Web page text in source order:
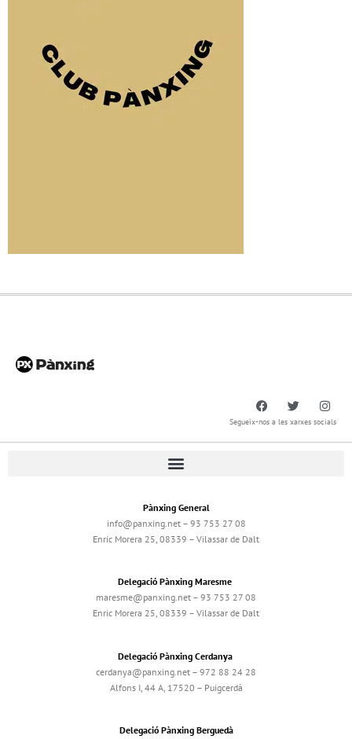
Segueix-nos a les xarxes socials
Pànxing General
info@panxing.net – 93 753 27 08
Enric Morera 25, 08339 – Vilassar de Dalt
Delegació Pànxing Maresme
maresme@panxing.net – 93 753 27 08
Enric Morera 25, 08339 – Vilassar de Dalt
Delegació Pànxing Cerdanya
cerdanya@panxing.net – 972 88 24 28
Alfons I, 44 A, 17520 – Puigcerdà
Delegació Pànxing Berguedà